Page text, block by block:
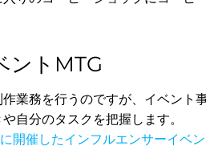
ントMTG
業務を行うのですが、イベント
自分のタスクを把握します。
に開催したインフルエンサーイ